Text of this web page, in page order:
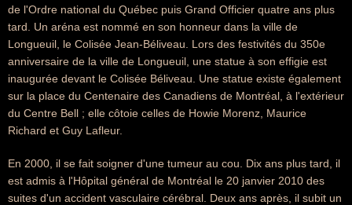
de l'Ordre national du Québec puis Grand Officier quatre ans plus
tard. Un aréna est nommé en son honneur dans la ville de
Longueuil, le Colisée Jean-Béliveau. Lors des festivités du 350e
anniversaire de la ville de Longueuil, une statue à son effigie est
inaugurée devant le Colisée Béliveau. Une statue existe également
sur la place du Centenaire des Canadiens de Montréal, à l'extérieur
du Centre Bell ; elle côtoie celles de Howie Morenz, Maurice
Richard et Guy Lafleur.
En 2000, il se fait soigner d'une tumeur au cou. Dix ans plus tard, il
est admis à l'Hôpital général de Montréal le 20 janvier 2010 des
suites d'un accident vasculaire cérébral. Deux ans après, il subit un